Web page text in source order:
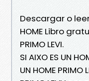
Descargar o leer
HOME Libro
PRIMO LEVI.
SI AIXO ES UN
UN HOME PRIMO